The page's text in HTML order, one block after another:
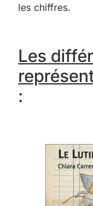
les chiffres.
Les
: